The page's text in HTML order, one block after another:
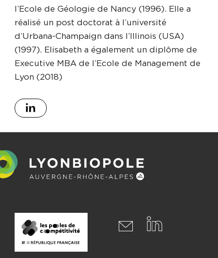
l’Ecole de Géologie de Nancy (1996). Elle a
réalisé un post doctorat à l’université
d’Urbana-Champaign dans l’Illinois (USA)
(1997). Elisabeth a également un diplôme de
Executive MBA de l’Ecole de Management de
Lyon (2018)